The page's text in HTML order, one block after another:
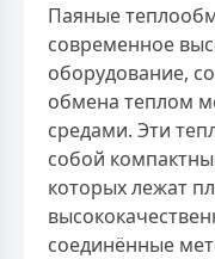
Паяные
современное
оборудование,
обмена теплом
средами. Эти
собой
которых лежат
соединённые